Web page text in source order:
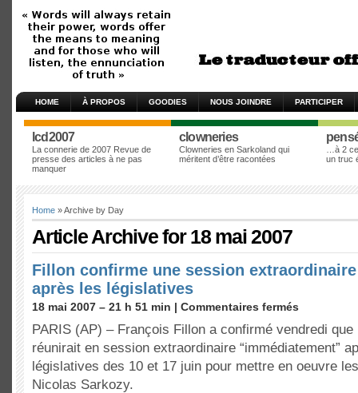
HOME À PROPOS GOODIES NOUS JOINDRE PARTICIPER
lcd2007
La connerie de 2007 Revue de
presse des articles à ne pas
manquer
clowneries
Clowneries en Sarkoland qui
méritent d’être racontées
…à 2
un truc
Home » Archive by Day
Article Archive for 18 mai 2007
Fillon confirme une session
après les législatives
18 mai 2007 – 21 h 51 min | Commentaires fermés
PARIS (AP) – François Fillon a confirmé vendredi
réunirait en session extraordinaire “immédiatement”
législatives des 10 et 17 juin pour mettre en oeuvre
Nicolas Sarkozy.